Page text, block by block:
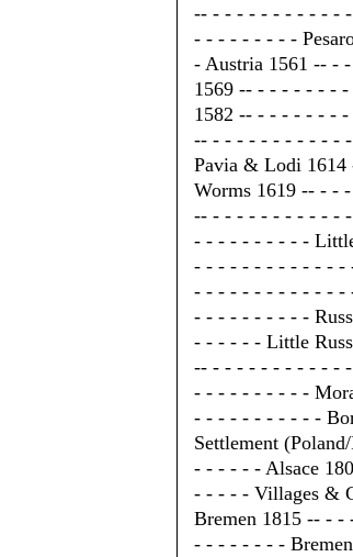
-- - - - - - - - - - - -
- - - - - - - - -
- Austria 1561 -- -
1569 -- - - - - - - -
1582 -- - - - - - - -
-- - - - - - - - - - - - -
Pavia & Lodi
Worms 1619 -- - -
-- - - - - - - - - - - -
- - - - - - - - - -
- - - - - - - - - - - - -
- - - - - - - - - - - - -
- - - - - - - - - -
- - - - - - Little
-- - - - - - - - - - - -
- - - - - - - - - -
- - - - - - - - - - -
Settlement
- - - - - - Alsace
- - - - - Villages &
Bremen 1815 -- -
- - - - - - - -